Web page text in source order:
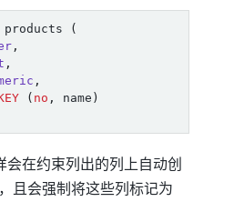
products
(
,
,
,
( no , name )
会在约束列出的列上自动创
且会强制将这些列标记为